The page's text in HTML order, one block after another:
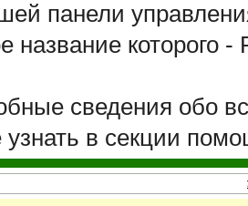
панели
название которого -
сведения обо
в секции